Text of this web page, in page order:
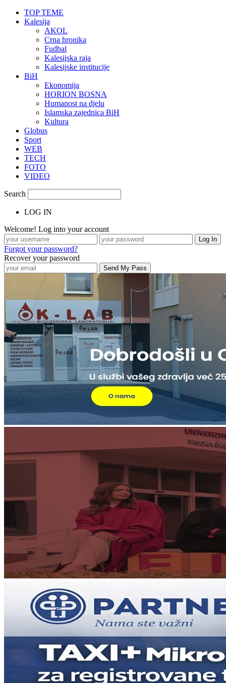
TOP TEME
Kalesija
AKOL
Crna hronika
Fudbal
Kalesijska raja
Kalesijske institucije
BiH
Ekonomija
HORION BOSNA
Humanost na djelu
Islamska zajednica BiH
Kultura
Globus
Sport
WEB
TECH
FOTO
VIDEO
Search
LOG IN
Welcome! Log into your account
Forgot your password?
Recover your password